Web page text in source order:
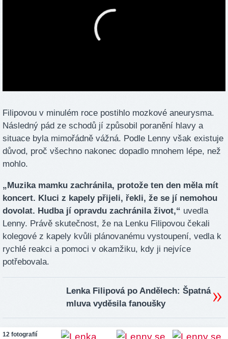
Filipovou v minulém roce postihlo mozkové aneurysma.
Následný pád ze schodů jí způsobil poranění hlavy a
situace byla mimořádně vážná. Podle Lenny však existuje
důvod, proč všechno nakonec dopadlo mnohem lépe, než
mohlo.
„Muzika mamku zachránila, protože ten den měla mít
koncert. Kluci z kapely přijeli, řekli, že se jí nemohou
dovolat. Hudba jí opravdu zachránila život,“ uvedla
Lenny. Právě skutečnost, že na Lenku Filipovou čekali
kolegové z kapely kvůli plánovanému vystoupení, vedla k
rychlé reakci a pomoci v okamžiku, kdy ji nejvíce
potřebovala.
Lenka Filipová po Andělech: Špatná
mluva vyděsila fanoušky
12 fotografií